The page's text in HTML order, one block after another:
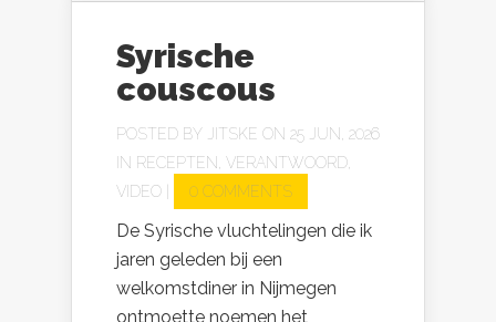
Syrische
couscous
POSTED BY JITSKE ON 25 JUN, 2026
IN RECEPTEN, VERANTWOORD,
VIDEO
0 COMMENTS
De Syrische vluchtelingen die ik
jaren geleden bij een
welkomstdiner in Nijmegen
ontmoette noemen het